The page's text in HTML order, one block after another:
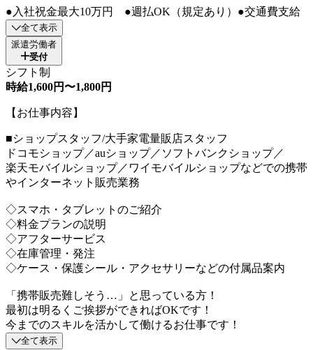
●入社祝金最大10万円 ●週払OK（規定あり）●交通費支給
全て表示
派遣労働者
受付
シフト制
時給1,600円〜1,800円
【お仕事内容】
■ショップスタッフ/大手家電量販店スタッフ
ドコモショップ／auショップ／ソフトバンクショップ／
楽天モバイルショップ／ワイモバイルショップなどでの携帯
やインターネット販売業務
◇スマホ・タブレットのご紹介
◇料金プランの説明
◇アフターサービス
◇在庫管理・発注
◇ケース・保護シール・アクセサリーなどの付属品案内
「携帯販売難しそう…」と思っている方！
最初は明るくご挨拶ができればOKです！
今までのスキルを活かして働けるお仕事です！
全て表示